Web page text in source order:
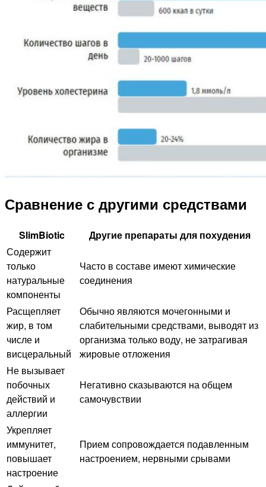
Сравнение с другими средствами
SlimBiotic
Другие препараты для похудения
Содержит
только
натуральные
компоненты
Часто в составе имеют химические
соединения
Расщепляет
жир, в том
числе и
висцеральный
Обычно являются мочегонными и
слабительными средствами, выводят из
организма только воду, не затрагивая
жировые отложения
Не вызывает
побочных
действий и
аллергии
Негативно сказываются на общем
самочувствии
Укрепляет
иммунитет,
повышает
настроение
Прием сопровождается подавленным
настроением, нервными срывами